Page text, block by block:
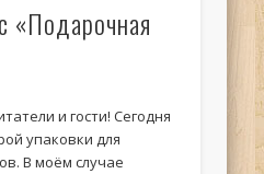
«Подарочная
и гости! Сегодня
упаковки для
В моём случае